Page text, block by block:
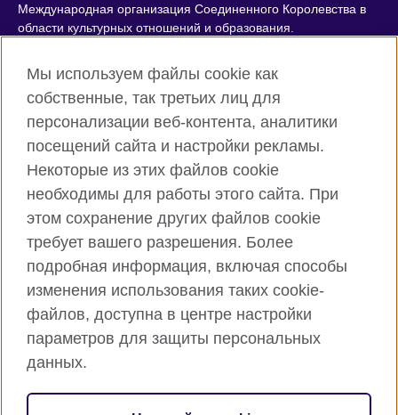
Международная организация Соединенного Королевства в
области культурных отношений и образования.
209131 (Англия и Уэльс) SC037733 (Шотландия)
Мы используем файлы cookie как
собственные, так третьих лиц для
персонализации веб-контента, аналитики
посещений сайта и настройки рекламы.
Некоторые из этих файлов cookie
необходимы для работы этого сайта. При
этом сохранение других файлов cookie
требует вашего разрешения. Более
подробная информация, включая способы
изменения использования таких cookie-
файлов, доступна в центре настройки
параметров для защиты персональных
данных.